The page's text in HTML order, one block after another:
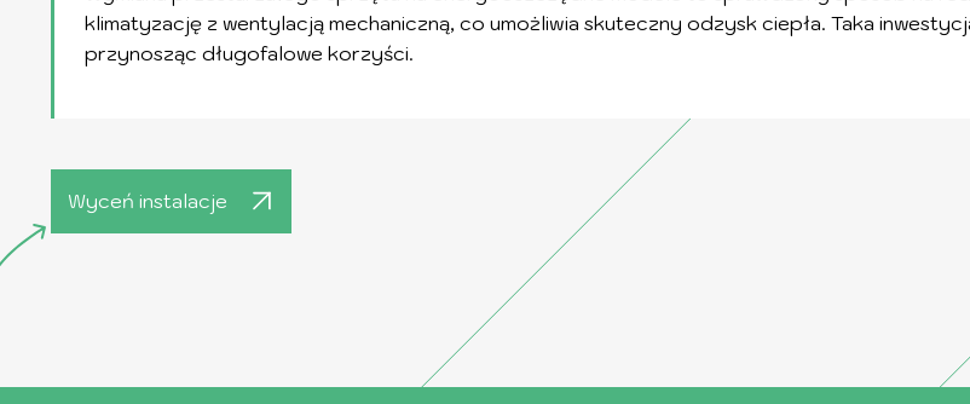
klimatyzację z wentylacją mechaniczną, co umożliwia skuteczny odzysk ciepła. Taka
przynosząc długofalowe korzyści.
Wyceń instalacje